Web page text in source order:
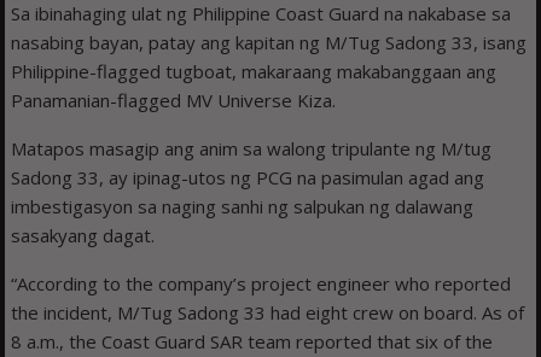
Sa ibinahaging ulat ng Philippine Coast Guard na nakabase sa
nasabing bayan, patay ang kapitan ng M/Tug Sadong 33, isang
Philippine-flagged tugboat, makaraang makabanggaan ang
Panamanian-flagged MV Universe Kiza.
Matapos masagip ang anim sa walong tripulante ng M/tug
Sadong 33, ay ipinag-utos ng PCG na pasimulan agad ang
imbestigasyon sa naging sanhi ng salpukan ng dalawang
sasakyang dagat.
“According to the company’s project engineer who reported
the incident, M/Tug Sadong 33 had eight crew on board. As of
8 a.m., the Coast Guard SAR team reported that six of the